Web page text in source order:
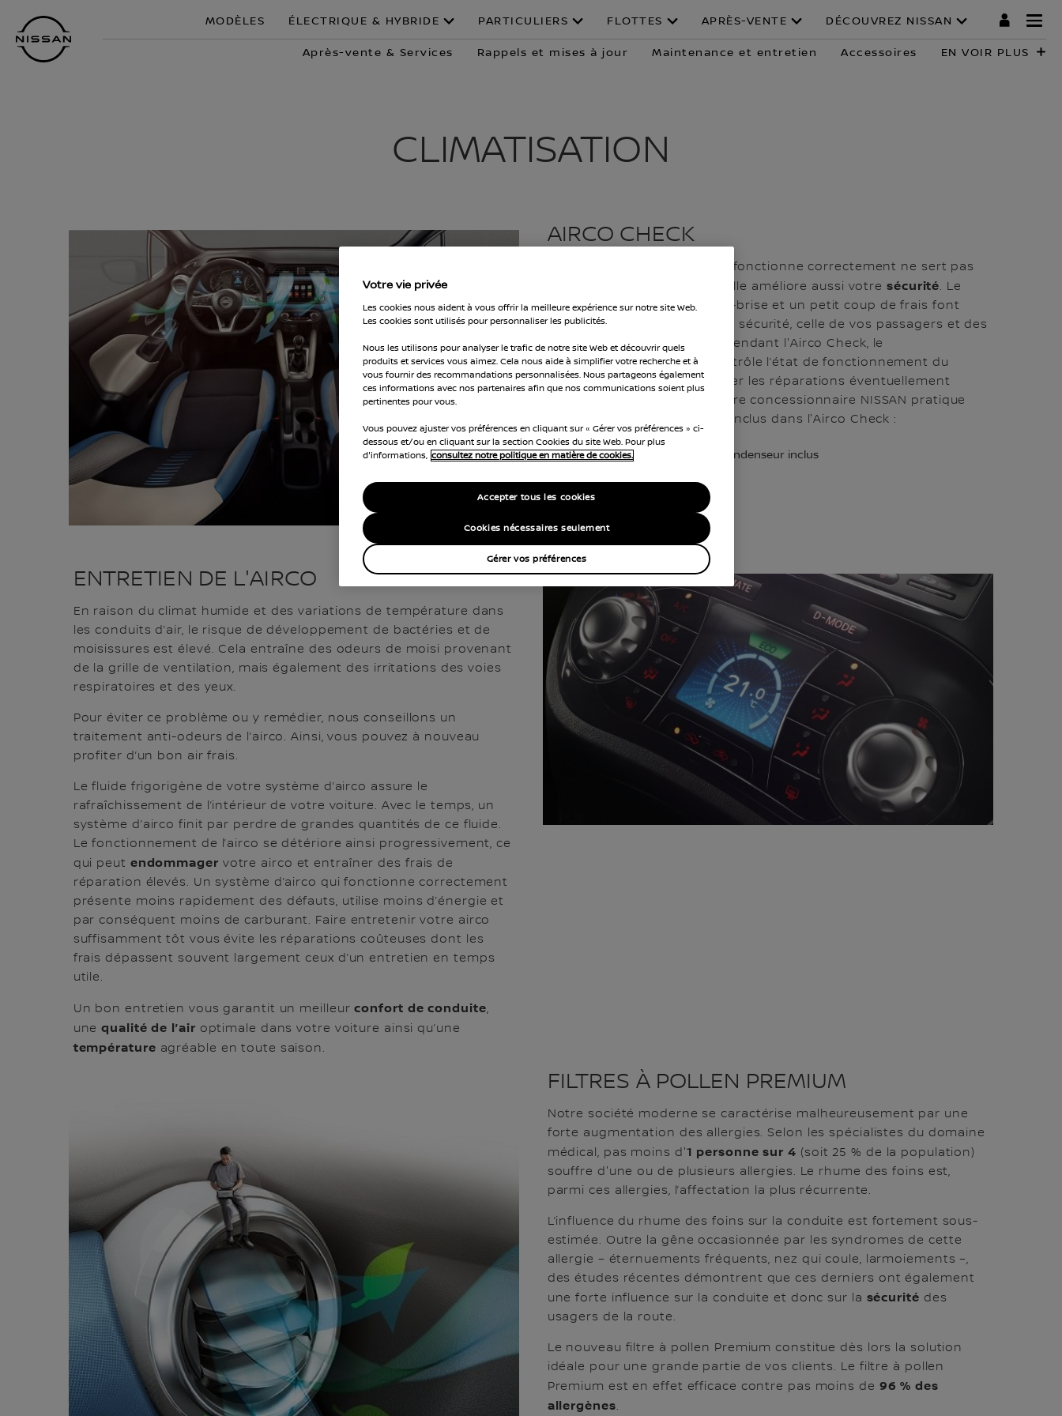
contenu
principal
MODÈLES ÉLECTRIQUE & HYBRIDE PARTICULIERS FLOTTES APRÈS-VENTE DÉCOUVREZ NISSAN
Après-vente & Services Rappels et mises à jour Maintenance et entretien Accessoires EN VOIR PLUS
CLIMATISATION
AIRCO CHECK
Une climatisation de l’air qui fonctionne correctement ne sert pas
seulement à rafraîchir l’air : elle améliore aussi votre sécurité. Le
désembuage rapide du pare-brise et un petit coup de frais font
énormément de bien à votre sécurité, celle de vos passagers et des
autres usagers de la route. Pendant l'Airco Check, le
concessionnaire NISSAN contrôle l’état de fonctionnement du
système et peut vous indiquer les réparations éventuellement
nécessaires. À cet égard, votre concessionnaire NISSAN pratique
des tarifs imbattables. Sont inclus dans l'Airco Check :
Contrôle visuel
du système, condenseur inclus
Contrôle des (algues)
ENTRETIEN DE L'AIRCO
En raison du climat humide et des variations de température dans
les conduits d’air, le risque de développement de bactéries et de
moisissures est élevé. Cela entraîne des odeurs de moisi provenant
de la grille de ventilation, mais également des irritations des voies
respiratoires et des yeux.
Pour éviter ce problème ou y remédier, nous conseillons un
traitement anti-odeurs de l’airco. Ainsi, vous pouvez à nouveau
profiter d’un bon air frais.
Le fluide frigorigène de votre système d’airco assure le
rafraîchissement de l’intérieur de votre voiture. Avec le temps, un
système d’airco finit par perdre de grandes quantités de ce fluide.
Le fonctionnement de l’airco se détériore ainsi progressivement, ce
qui peut endommager votre airco et entraîner des frais de
réparation élevés. Un système d’airco qui fonctionne correctement
présente moins rapidement des défauts, utilise moins d’énergie et
par conséquent moins de carburant. Faire entretenir votre airco
suffisamment tôt vous évite les réparations coûteuses dont les
frais dépassent souvent largement ceux d’un entretien en temps
utile.
Un bon entretien vous garantit un meilleur confort de conduite,
unequalité de l’air optimale dans votre voiture ainsi qu’une
température agréable en toute saison.
FILTRES À POLLEN PREMIUM
Notre société moderne se caractérise malheureusement par une
forte augmentation des allergies. Selon les spécialistes du domaine
médical, pas moins d'1 personne sur 4 (soit 25 % de la population)
souffre d'une ou de plusieurs allergies. Le rhume des foins est,
parmi ces allergies, l’affectation la plus récurrente.
L’influence du rhume des foins sur la conduite est fortement sous-
estimée. Outre la gêne occasionnée par les syndromes de cette
allergie – éternuements fréquents, nez qui coule, larmoiements –,
des études récentes démontrent que ces derniers ont également
une forte influence sur la conduite et donc sur la sécurité des
usagers de la route.
Le nouveau filtre à pollen Premium constitue dès lors la solution
idéale pour une grande partie de vos clients. Le filtre à pollen
Premium est en effet efficace contre pas moins de 96 % des
allergènes.
Votre vie privée
Les cookies nous aident à vous offrir la meilleure expérience sur notre site Web.
Les cookies sont utilisés pour personnaliser les publicités.
Nous les utilisons pour analyser le trafic de notre site Web et découvrir quels
produits et services vous aimez. Cela nous aide à simplifier votre recherche et à
vous fournir des recommandations personnalisées. Nous partageons également
ces informations avec nos partenaires afin que nos communications soient plus
pertinentes pour vous.
Vous pouvez ajuster vos préférences en cliquant sur « Gérer vos préférences » ci-
dessous et/ou en cliquant sur la section Cookies du site Web. Pour plus
d'informations, consultez notre politique en matière de cookies.
Gérer vos préférences
Cookies nécessaires seulement
Accepter tous les cookies